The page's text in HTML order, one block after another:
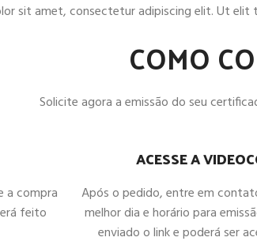
sit amet, consectetur adipiscing elit. Ut
COMO
Solicite agora a emissão do seu
a compra
feito
ACESSE A
Após o pedido, entre em
melhor dia e horário para
enviado o link e poderá ser